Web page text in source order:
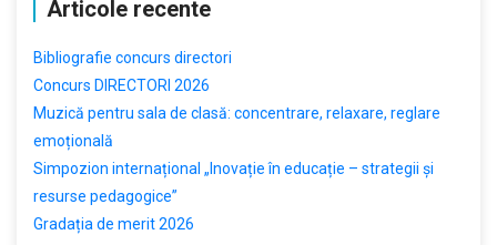
Articole recente
Bibliografie concurs directori
Concurs DIRECTORI 2026
Muzică pentru sala de clasă: concentrare, relaxare, reglare
emoțională
Simpozion internațional „Inovație în educație – strategii și
resurse pedagogice”
Gradația de merit 2026